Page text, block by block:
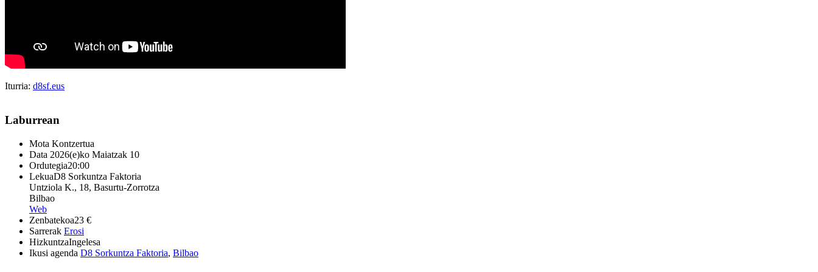
Iturria: d8sf.eus
Laburrean
Mota Kontzertua
Data 2026(e)ko Maiatzak 10
Ordutegia20:00
LekuaD8 Sorkuntza Faktoria
Untziola K., 18, Basurtu-Zorrotza
Bilbao
Web
Zenbatekoa23 €
Sarrerak Erosi
HizkuntzaIngelesa
Ikusi agenda D8 Sorkuntza Faktoria, Bilbao